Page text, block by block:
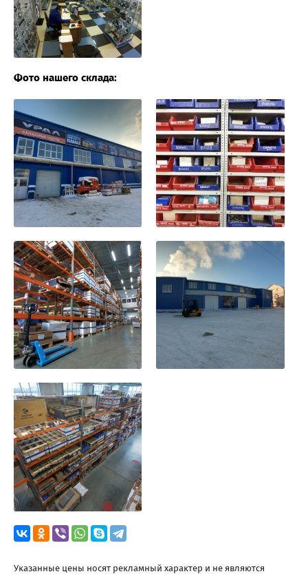
Фото нашего склада:
Указанные цены носят рекламный характер и не являются